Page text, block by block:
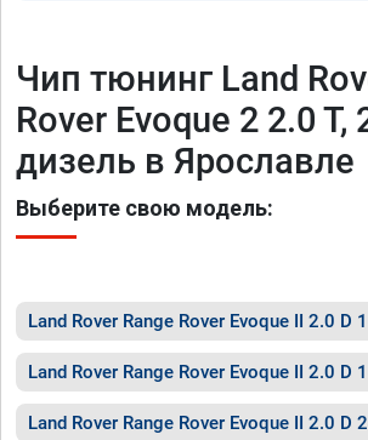
Чип тюнинг Land
Rover Evoque 2 2.0 T,
дизель в Ярославле
Выберите свою модель:
Land Rover Range Rover Evoque II 2.0 D
Land Rover Range Rover Evoque II 2.0 D
Land Rover Range Rover Evoque II 2.0 D